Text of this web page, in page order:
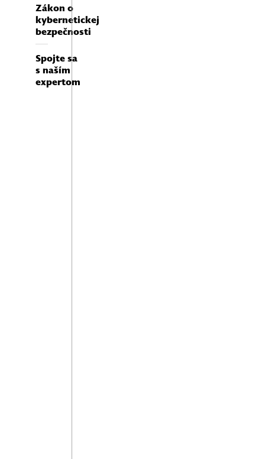
Zákon o
kybernetickej
bezpečnosti
Spojte sa
s naším
expertom